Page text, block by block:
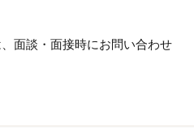
面談・面接時にお問い合わせ